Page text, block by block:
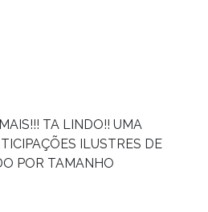
TA LINDO!! UMA
ILUSTRES DE
POR TAMANHO